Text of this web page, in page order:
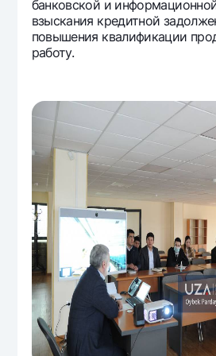
банковской и
взыскания кредитной
повышения квалификации
работу.